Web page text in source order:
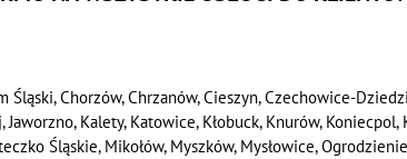
Śląski, Chorzów, Chrzanów, Cieszyn, Czechowice-
Kalety, Katowice, Kłobuck, Knurów,
Śląskie, Mikołów, Myszków, Mysłowice,